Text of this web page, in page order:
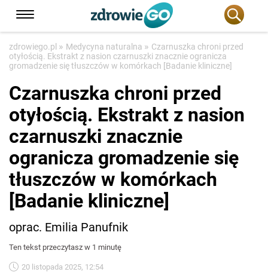
zdrowiego.pl » Medycyna naturalna » Czarnuszka chroni przed
otyłością. Ekstrakt z nasion czarnuszki znacznie ogranicza
gromadzenie się tłuszczów w komórkach [Badanie kliniczne]
Czarnuszka chroni przed
otyłością. Ekstrakt z nasion
czarnuszki znacznie
ogranicza gromadzenie się
tłuszczów w komórkach
[Badanie kliniczne]
oprac. Emilia Panufnik
Ten tekst przeczytasz w 1 minutę
20 listopada 2025, 12:54